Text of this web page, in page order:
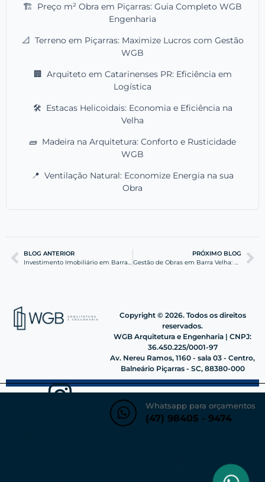
🏗️ Preço m² Obra em Piçarras: Guia Completo WGB
Engenharia
📐 Terreno em Piçarras: Maximize Lucros com Gestão
WGB
🏢 Arquiteto em Catarinenses PR: Eficiência em
Logística
🛠️ Estacas Helicoidais: Economia e Eficiência na
Velha
🧱 Madeira na Arquitetura: Conforto e Rusticidade
WGB
📍 Ventilação Natural: Economize Energia na sua
Obra
BLOG ANTERIOR
PRÓXIMO BLOG
Copyright © 2026. Todos os direitos
reservados.
WGB Arquitetura e Engenharia | CNPJ:
36.450.225/0001-97
Av. Nereu Ramos, 1160 - sala 03 - Centro,
Balneário Piçarras - SC, 88380-000
Whatsapp para orçamentos
(47) 98405 - 9474